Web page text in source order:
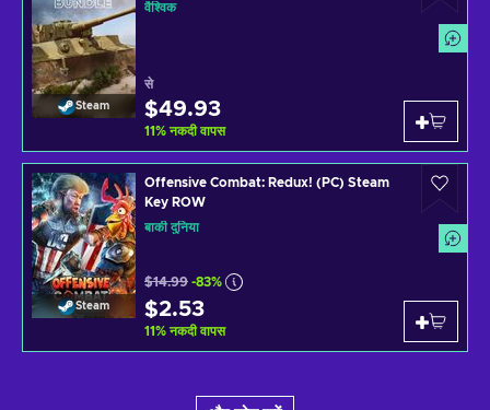
Steam
वैश्विक
से
$49.93
11% नकदी वापस
Steam
Offensive Combat: Redux! (PC) Steam
Key ROW
बाकी दुनिया
$14.99 -83%
$2.53
11% नकदी वापस